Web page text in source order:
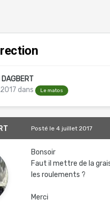
dans Le matos
Postéle 4 juillet 2017
Bonsoir
Faut il mettre de la
les roulements ?
Merci